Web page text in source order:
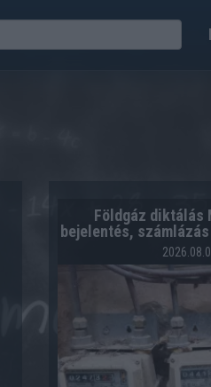
Földgáz diktálás
bejelentés,